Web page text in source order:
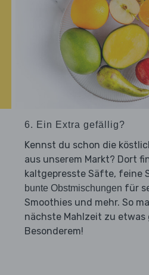
6. Ein Extra gefällig?
Kennst du schon die
aus unserem Markt? Dort
kaltgepresste Säfte, feine
bunte Obstmischungen für
Smoothies und mehr. So
nächste Mahlzeit zu etwas
Besonderem!